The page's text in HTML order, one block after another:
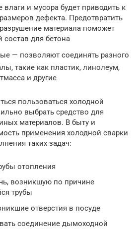
влаги и мусора будет приводить к
дефекта. Предотвратить
материала поможет
для бетона
— позволяют соединять разного
такие как пластик, линолеум,
и другие
пользоваться холодной
выбрать средство для
материалов. В быту и
применения холодной сварки
таких задач:
отопления
возникшую по причине
трубы
отверстия в посуде
соединение дымоходной